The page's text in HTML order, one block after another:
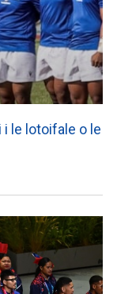
i le lotoifale o le